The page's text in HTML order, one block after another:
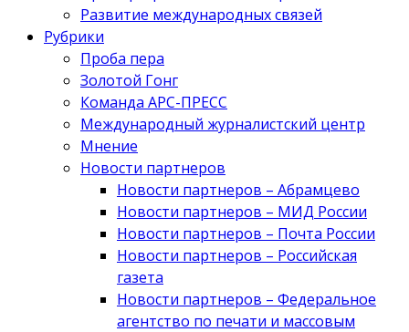
Развитие международных связей
Рубрики
Проба пера
Золотой Гонг
Команда АРС-ПРЕСС
Международный журналистский центр
Мнение
Новости партнеров
Новости партнеров – Абрамцево
Новости партнеров – МИД России
Новости партнеров – Почта России
Новости партнеров – Российская
газета
Новости партнеров – Федеральное
агентство по печати и массовым